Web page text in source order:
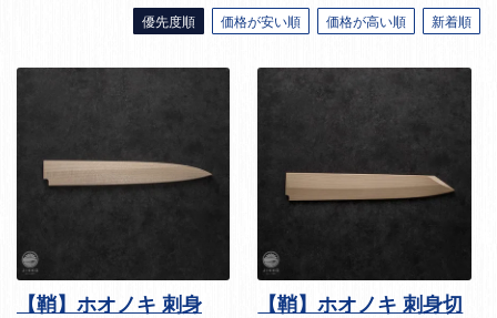
優先度順 価格が安い順 価格が高い順 新着順
【鞘】ホオノキ 刺身
【鞘】ホオノキ 刺身切